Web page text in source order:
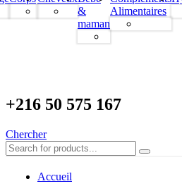
&
maman
Alimentaires
+216 50 575 167
Chercher
Accueil